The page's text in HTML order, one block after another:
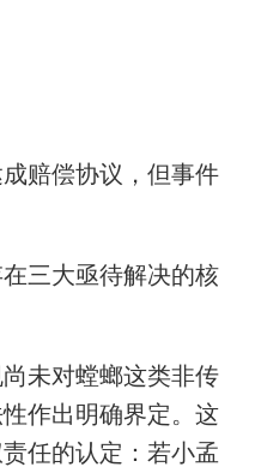
赔偿协议，但事件
三大亟待解决的核
未对螳螂这类非传
作出明确界定。这
任的认定：若小孟